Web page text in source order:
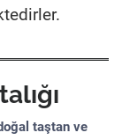
taştan ve